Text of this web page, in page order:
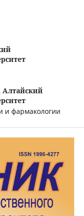
Алтайский
и фармакологии